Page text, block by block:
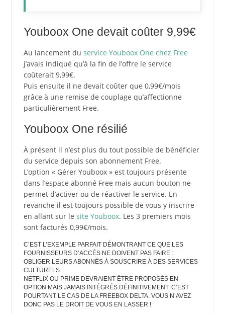
Youboox One devait coûter 9,99€
Au lancement du service Youboox One chez Free
j’avais indiqué qu’à la fin de l’offre le service
coûterait 9,99€.
Puis ensuite il ne devait coûter que 0,99€/mois
grâce à une remise de couplage qu’affectionne
particulièrement Free.
Youboox One résilié
À présent il n’est plus du tout possible de bénéficier
du service depuis son abonnement Free.
L’option « Gérer Youboox » est toujours présente
dans l’espace abonné Free mais aucun bouton ne
permet d’activer ou de réactiver le service. En
revanche il est toujours possible de vous y inscrire
en allant sur le site Youboox. Les 3 premiers mois
sont facturés 0,99€/mois.
C’EST L’EXEMPLE PARFAIT DÉMONTRANT CE QUE LES
FOURNISSEURS D’ACCÈS NE DOIVENT PAS FAIRE :
OBLIGER LEURS ABONNÉS À SOUSCRIRE À DES SERVICES
CULTURELS.
NETFLIX OU PRIME DEVRAIENT ÊTRE PROPOSÉS EN
OPTION MAIS JAMAIS INTÉGRÉS DÉFINITIVEMENT. C’EST
POURTANT LE CAS DE LA FREEBOX DELTA. VOUS N’AVEZ
DONC PAS LE DROIT DE VOUS EN LASSER !